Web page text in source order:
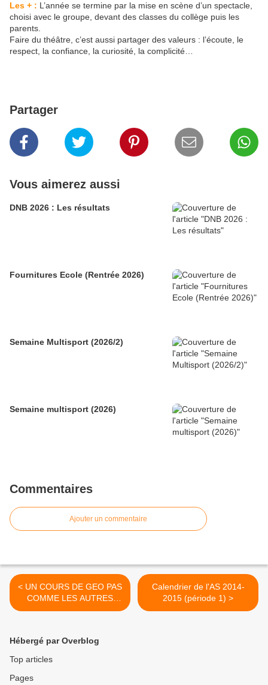
Les + : L’année se termine par la mise en scène d’un spectacle,
choisi avec le groupe, devant des classes du collège puis les
parents.
Faire du théâtre, c’est aussi partager des valeurs : l’écoute, le
respect, la confiance, la curiosité, la complicité…
Partager
Vous aimerez aussi
DNB 2026 : Les résultats
Fournitures Ecole (Rentrée 2026)
Semaine Multisport (2026/2)
Semaine multisport (2026)
Commentaires
Ajouter un commentaire
< UN COURS DE GEO PAS
COMME LES AUTRES
POUR APPRENDRE
Calendrier de l'AS 2014-
2015 (période 1) >
Hébergé par Overblog
Top articles
Pages